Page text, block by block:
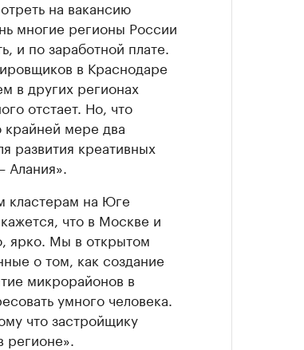
на вакансию
многие регионы России
и по заработной плате.
в Краснодаре
в других регионах
отстает. Но, что
крайней мере два
развития креативных
кластерам на Юге
что в Москве и
ярко. Мы в открытом
о том, как создание
микрорайонов в
умного человека.
что застройщику
регионе».